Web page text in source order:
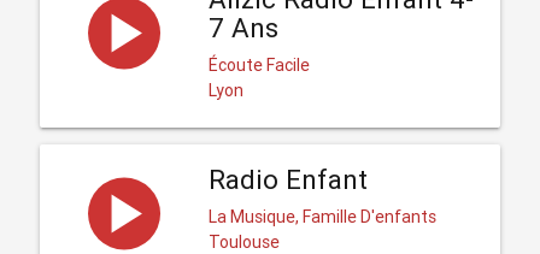
7 Ans
Écoute Facile
Lyon
Radio Enfant
La Musique, Famille D'enfants
Toulouse